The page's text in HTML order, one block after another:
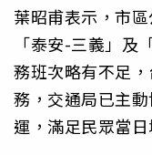
葉昭甫表示，市
「泰安-三義」及
務班次略有不足
務，交通局已主
運，滿足民眾當